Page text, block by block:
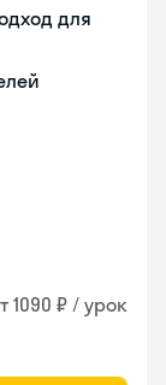
для
1090 ₽ / урок